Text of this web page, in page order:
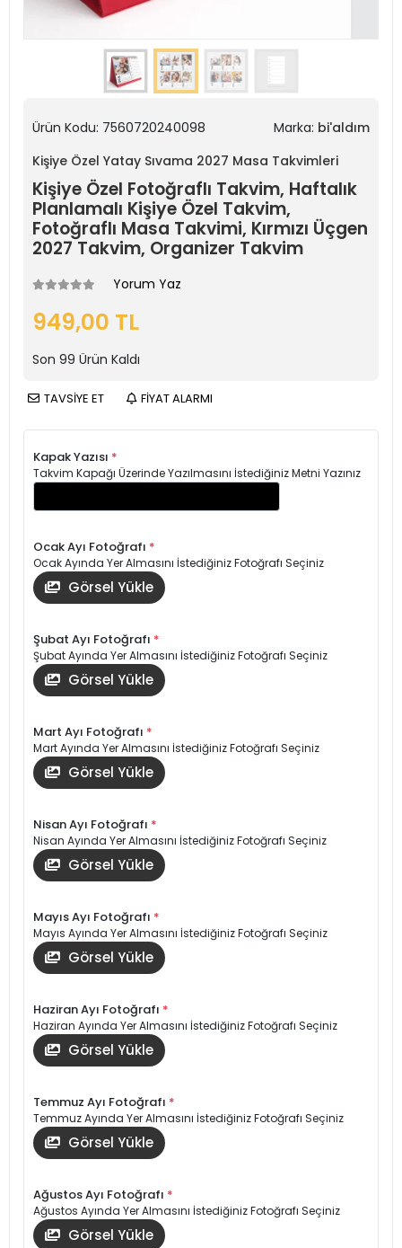
Ürün Kodu: 7560720240098 Marka: bi'aldım
Kişiye Özel Yatay Sıvama 2027 Masa Takvimleri
Kişiye Özel Fotoğraflı Takvim, Haftalık
Planlamalı Kişiye Özel Takvim,
Fotoğraflı Masa Takvimi, Kırmızı Üçgen
2027 Takvim, Organizer Takvim
Yorum Yaz
949,00 TL
Son 99 Ürün Kaldı
TAVSİYE ET FİYAT ALARMI
Kapak Yazısı *
Takvim Kapağı Üzerinde Yazılmasını İstediğiniz Metni Yazınız
Ocak Ayı Fotoğrafı *
Ocak Ayında Yer Almasını İstediğiniz Fotoğrafı Seçiniz
Görsel Yükle
Şubat Ayı Fotoğrafı *
Şubat Ayında Yer Almasını İstediğiniz Fotoğrafı Seçiniz
Görsel Yükle
Mart Ayı Fotoğrafı *
Mart Ayında Yer Almasını İstediğiniz Fotoğrafı Seçiniz
Görsel Yükle
Nisan Ayı Fotoğrafı *
Nisan Ayında Yer Almasını İstediğiniz Fotoğrafı Seçiniz
Görsel Yükle
Mayıs Ayı Fotoğrafı *
Mayıs Ayında Yer Almasını İstediğiniz Fotoğrafı Seçiniz
Görsel Yükle
Haziran Ayı Fotoğrafı *
Haziran Ayında Yer Almasını İstediğiniz Fotoğrafı Seçiniz
Görsel Yükle
Temmuz Ayı Fotoğrafı *
Temmuz Ayında Yer Almasını İstediğiniz Fotoğrafı Seçiniz
Görsel Yükle
Ağustos Ayı Fotoğrafı *
Ağustos Ayında Yer Almasını İstediğiniz Fotoğrafı Seçiniz
Görsel Yükle